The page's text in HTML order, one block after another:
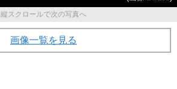
縦スクロールで次の写真へ
画像一覧を見る